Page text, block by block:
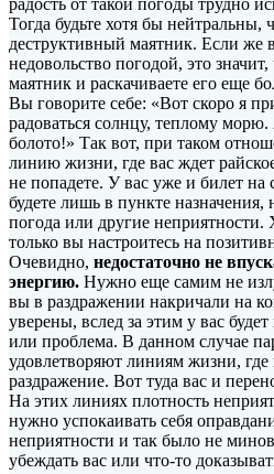
радость от такой погоды трудно
Тогда будьте хотя бы нейтральны,
деструктивный маятник. Если же
недовольство погодой, это
маятник и раскачиваете его еще
Вы говорите себе: «Вот скоро я
радоваться солнцу, теплому морю.
болото!» Так вот, при таком
линию жизни, где вас ждет
не попадете. У вас уже и билет на
будете лишь в пункте назначения,
погода или другие неприятности.
только вы настроитесь на
Очевидно, недостаточно не
энергию. Нужно еще самим не
вы в раздражении накричали на
уверены, вслед за этим у вас
или проблема. В данном случае
удовлетворяют линиям жизни,
раздражение. Вот туда вас и
На этих линиях плотность
нужно успокаивать себя
неприятности и так было не
убеждать вас или что-то